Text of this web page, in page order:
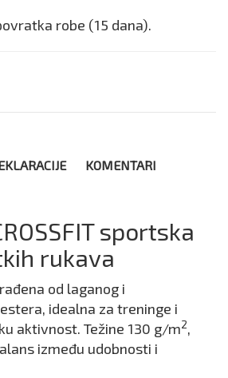
robe (15 dana).
KOMENTARI
sportska
rukava
od laganog i
idealna za treninge i
aktivnost. Težine 130 g/m2,
između udobnosti i